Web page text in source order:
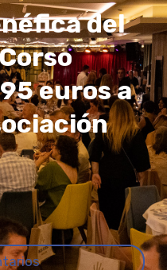
del
euros a